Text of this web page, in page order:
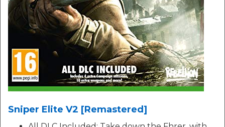
Sniper Elite V2 [Remastered]